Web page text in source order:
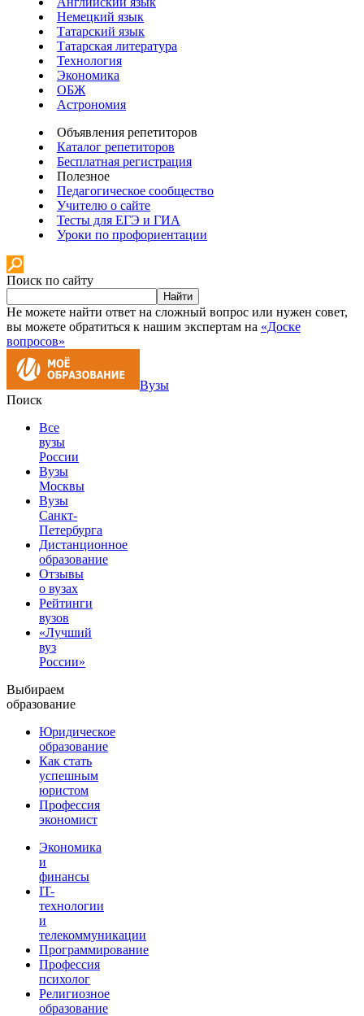
Немецкий язык
Татарский язык
Татарская литература
Технология
Экономика
ОБЖ
Астрономия
Объявления репетиторов
Каталог репетиторов
Бесплатная регистрация
Полезное
Педагогическое сообщество
Учителю о сайте
Тесты для ЕГЭ и ГИА
Уроки по профориентации
Поиск по сайту
Найти
Не можете найти ответ на сложный вопрос или нужен совет,
вы можете обратиться к нашим экспертам на «Доске
вопросов»
Вузы
Поиск
Все
вузы
России
Вузы
Москвы
Вузы
Санкт-
Петербурга
Дистанционное
образование
Отзывы
о вузах
Рейтинги
вузов
«Лучший
вуз
России»
Выбираем
образование
Юридическое
образование
Как стать
успешным
юристом
Профессия
экономист
Экономика
и
финансы
IT-
технологии
и
телекоммуникации
Программирование
Профессия
психолог
Религиозное
образование